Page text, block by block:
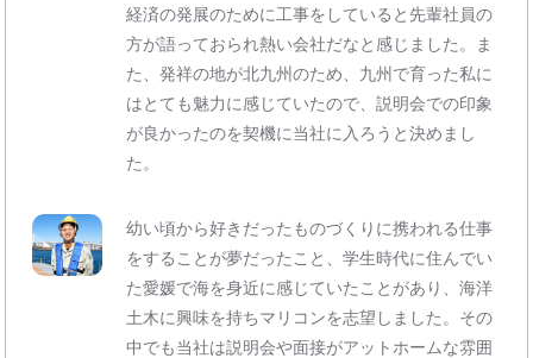
経済の発展のために工事をしていると先輩社員の
方が語っておられ熱い会社だなと感じました。ま
た、発祥の地が北九州のため、九州で育った私に
はとても魅力に感じていたので、説明会での印象
が良かったのを契機に当社に入ろうと決めまし
た。
幼い頃から好きだったものづくりに携われる仕事
をすることが夢だったこと、学生時代に住んでい
た愛媛で海を身近に感じていたことがあり、海洋
土木に興味を持ちマリコンを志望しました。その
中でも当社は説明会や面接がアットホームな雰囲